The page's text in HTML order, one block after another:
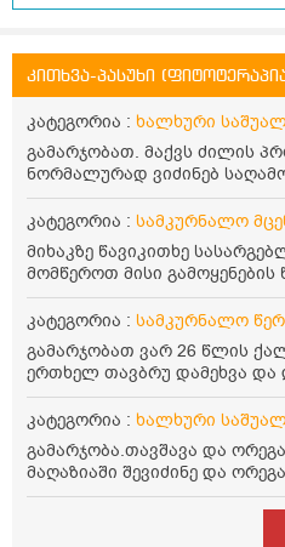
კითხვა-პასუხი
კატეგორია : ხალხური
გამარჯობათ. მაქვს ძილის
ნორმალურად ვიძინებ
ან 04:00 საათზე მეღვიძება
ვერაფრით.რამე ხალხური
პრობლემის მოსაგვარებლად
კატეგორია : სამკურნალო
მიხაკზე წავიკითხე
მომწეროთ მისი
მიხაკის ჩაი. ასევე
ოდნავ დაბალი და
მაღლა წევსო და ასეა?
კატეგორია : სამკურნალო
გამარჯობათ ვარ 26 წლის
ერთხელ თავბრუ დამეხვა და
დამეწყო შიშები ვეღარ
ასე ცუდად არ გავხდარიყავი
მაშინ როგორც გაირკვა მას
მეტინდა კიდე მეხვევა
სახლში კარგად ვარ როცა
სმაგაზეხ კი ცუდად
ბაღში ჯოხში ზოგჯერ მაქვს
კატეგორია : ხალხური
გამარჯობა.თავშავა და
მაღაზიაში შევიძინე და
დალევის წესი
წავიკითხე რომ: 1 ჭიქა
კოვზი დაქუცმაცებული და